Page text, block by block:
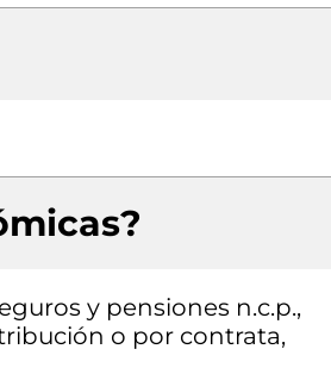
y pensiones n.c.p.,
o por contrata,